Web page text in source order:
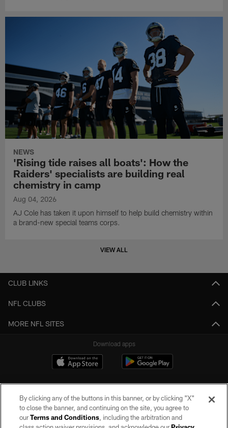
NEWS
'Rising tide raises all boats': How the
Raiders' specialists are building real
chemistry in camp
Aug 04, 2026
AJ Cole has taken it upon himself to help build chemistry within
a brand-new special teams corps.
VIEW ALL
CLUB LINKS
NFL CLUBS
MORE NFL SITES
Download apps
By clicking any of the buttons in this banner, or by clicking "X"
to close the banner, and continuing on the site, you agree to
ourTerms and Conditions, including the arbitration and